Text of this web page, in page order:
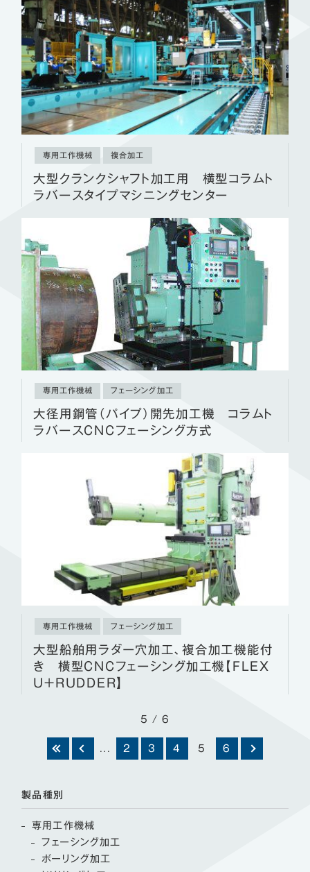
専用工作機械 複合加工
大型クランクシャフト加工用 横型コラムト
ラバースタイプマシニングセンター
専用工作機械 フェーシング加工
大径用鋼管（パイプ）開先加工機 コラムト
ラバースCNCフェーシング方式
専用工作機械 フェーシング加工
大型船舶用ラダー穴加工、複合加工機能付
き 横型CNCフェーシング加工機【FLEX
U+RUDDER】
5 / 6
2 3 4 5 6
製品種別
専用工作機械
フェーシング加工
ボーリング加工